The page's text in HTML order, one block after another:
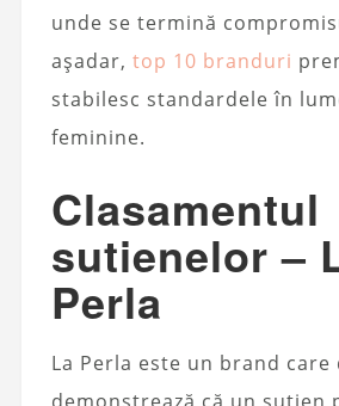
unde se termină
așadar, top 10 branduri
stabilesc standardele în
feminine.
Clasamentul
sutienelor –
Perla
La Perla este un brand care